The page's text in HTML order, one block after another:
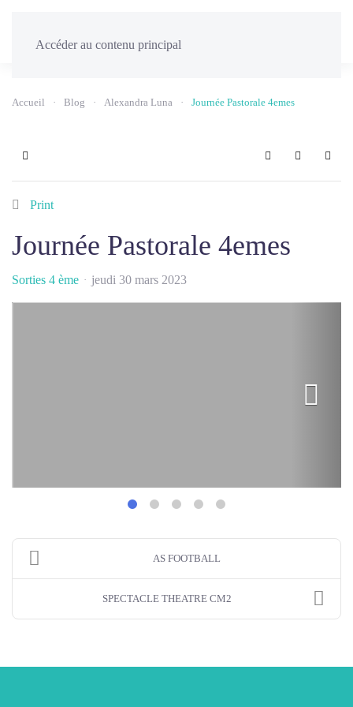
Accéder au contenu principal
Accueil Blog Alexandra Luna Journée Pastorale 4emes
Home SearchSign In
Print
Journée Pastorale 4emes
Sorties 4 ème jeudi 30 mars 2023
AS FOOTBALL
SPECTACLE THEATRE CM2